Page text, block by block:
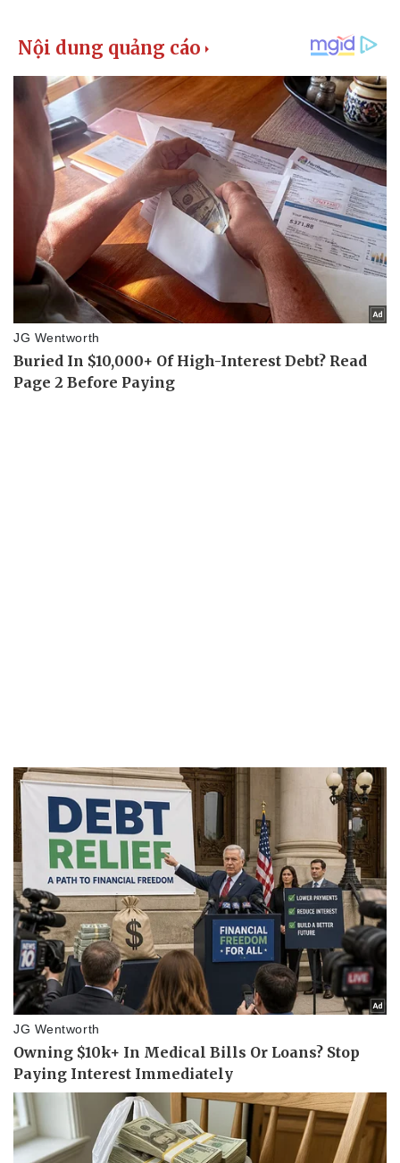
Pháp luật
Vụ án
Tin nóng
Tư vấn luật
Quân sự - Quốc phòng
Vũ khí
Việt Nam
Phân tích
Thể thao
Bóng đá
Lịch thi đấu bóng đá
Ô tô - Xe máy
Ô tô
Xe máy